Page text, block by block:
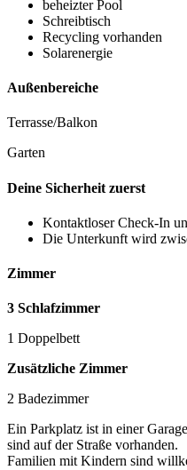
beheizter Pool
Schreibtisch
Recycling vorhanden
Solarenergie
Außenbereiche
Terrasse/Balkon
Garten
Deine Sicherheit zuerst
Kontaktloser Check-In
Die Unterkunft wird
Zimmer
3 Schlafzimmer
1 Doppelbett
Zusätzliche Zimmer
2 Badezimmer
Ein Parkplatz ist in einer
sind auf der Straße vorhanden.
Familien mit Kindern sind